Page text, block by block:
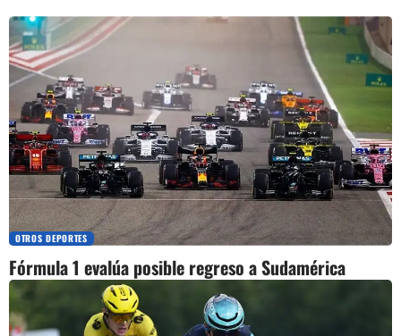
OTROS DEPORTES
Fórmula 1 evalúa posible regreso a Sudamérica